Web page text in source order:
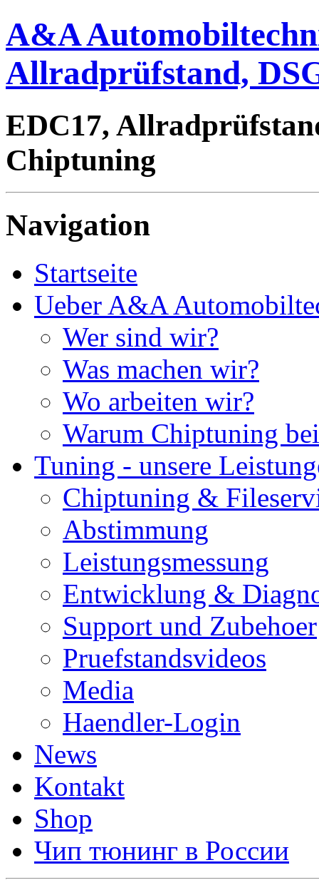
A&A
Allradprüfstand,
EDC17,
Chiptuning
Navigation
Startseite
Ueber A&A
Wer sind wir?
Was machen wir?
Wo arbeiten wir?
Warum Chiptuning
Tuning - unsere
Chiptuning &
Abstimmung
Leistungsmessung
Entwicklung &
Support und Zubehoer
Pruefstandsvideos
Media
Haendler-Login
News
Kontakt
Shop
Чип тюнинг в России